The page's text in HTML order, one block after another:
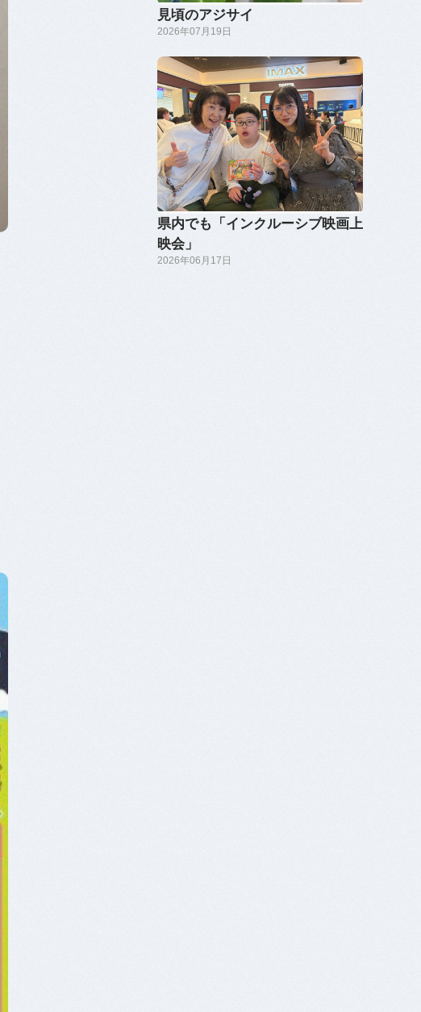
見頃のアジサイ
2026年07月19日
県内でも「インクルーシブ映画上
映会」
2026年06月17日